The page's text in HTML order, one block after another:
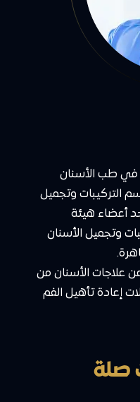
في طب الأسنان
التركيبات وتجميل
أعضاء هيئة
وتجميل الأسنان
علاجات الأسنان من
إعادة تأهيل الفم
صلة